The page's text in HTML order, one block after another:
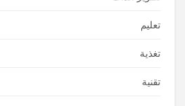
تعليم
تغذية
تقنية